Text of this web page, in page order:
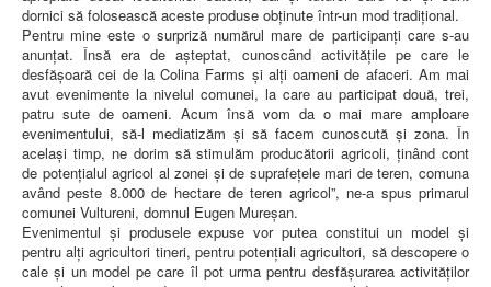
dornici să folosească aceste produse obținute într-un mod tradițional.
Pentru mine este o surpriză numărul mare de participanți care s-au
anunțat. Însă era de așteptat, cunoscând activitățile pe care le
desfășoară cei de la Colina Farms și alți oameni de afaceri. Am mai
avut evenimente la nivelul comunei, la care au participat două, trei,
patru sute de oameni. Acum însă vom da o mai mare amploare
evenimentului, să-l mediatizăm și să facem cunoscută și zona. În
același timp, ne dorim să stimulăm producătorii agricoli, ținând cont
de potențialul agricol al zonei și de suprafețele mari de teren, comuna
având peste 8.000 de hectare de teren agricol”, ne-a spus primarul
comunei Vultureni, domnul Eugen Mureșan.
Evenimentul și produsele expuse vor putea constitui un model și
pentru alți agricultori tineri, pentru potențiali agricultori, să descopere o
cale și un model pe care îl pot urma pentru desfășurarea activităților